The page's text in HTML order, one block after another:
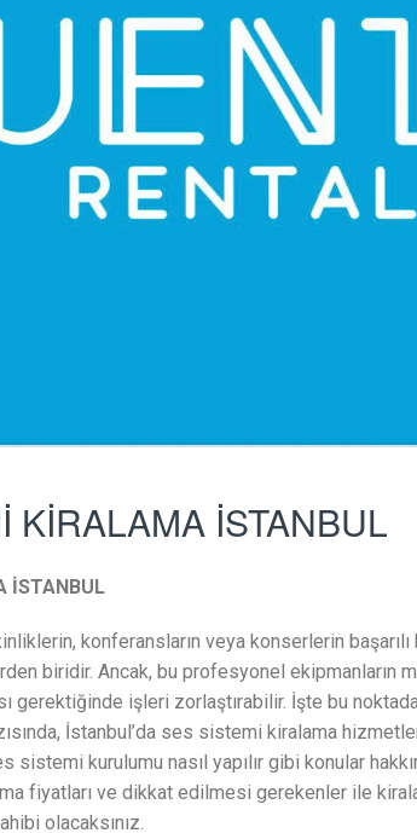
KİRALAMA İSTANBUL
İSTANBUL
konferansların veya konserlerin
biridir. Ancak, bu profesyonel ekipmanların
gerektiğinde işleri zorlaştırabilir. İşte bu
İstanbul’da ses sistemi kiralama
sistemi kurulumu nasıl yapılır gibi konular
fiyatları ve dikkat edilmesi gerekenler ile
olacaksınız.